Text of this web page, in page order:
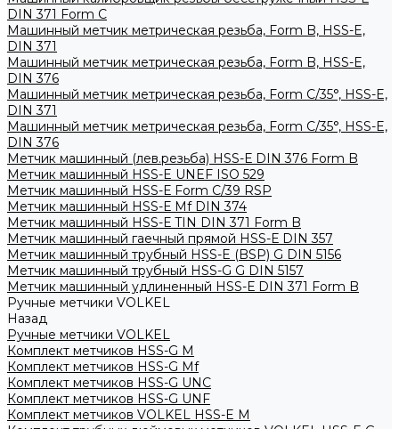
DIN 371 Form C
Машинный метчик метрическая резьба, Form B, HSS-E,
DIN 371
Машинный метчик метрическая резьба, Form B, HSS-E,
DIN 376
Машинный метчик метрическая резьба, Form С/35°, HSS-E,
DIN 371
Машинный метчик метрическая резьба, Form С/35°, HSS-E,
DIN 376
Метчик машинный (лев.резьба) HSS-Е DIN 376 Form B
Метчик машинный HSS-E UNEF ISO 529
Метчик машинный HSS-Е Form C/39 RSP
Метчик машинный HSS-Е Mf DIN 374
Метчик машинный HSS-Е TIN DIN 371 Form B
Метчик машинный гаечный прямой HSS-Е DIN 357
Метчик машинный трубный HSS-E (BSP) G DIN 5156
Метчик машинный трубный HSS-G G DIN 5157
Метчик машинный удлиненный HSS-Е DIN 371 Form B
Ручные метчики VOLKEL
Назад
Ручные метчики VOLKEL
Комплект метчиков HSS-G M
Комплект метчиков HSS-G Mf
Комплект метчиков HSS-G UNC
Комплект метчиков HSS-G UNF
Комплект метчиков VOLKEL HSS-E M